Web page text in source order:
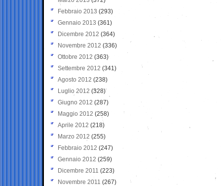
Febbraio 2013 (293)
Gennaio 2013 (361)
Dicembre 2012 (364)
Novembre 2012 (336)
Ottobre 2012 (363)
Settembre 2012 (341)
Agosto 2012 (238)
Luglio 2012 (328)
Giugno 2012 (287)
Maggio 2012 (258)
Aprile 2012 (218)
Marzo 2012 (255)
Febbraio 2012 (247)
Gennaio 2012 (259)
Dicembre 2011 (223)
Novembre 2011 (267)